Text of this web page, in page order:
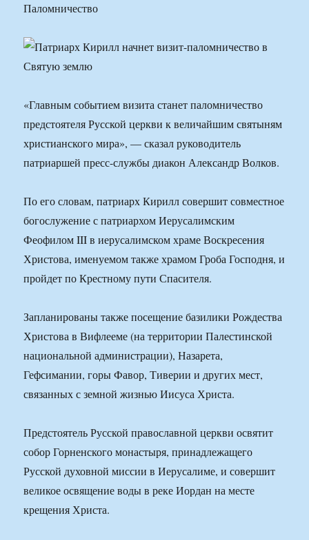
Паломничество
«Главным событием визита станет паломничество
предстоятеля Русской церкви к величайшим святыням
христианского мира», — сказал руководитель
патриаршей пресс-службы диакон Александр Волков.
По его словам, патриарх Кирилл совершит совместное
богослужение с патриархом Иерусалимским
Феофилом III в иерусалимском храме Воскресения
Христова, именуемом также храмом Гроба Господня, и
пройдет по Крестному пути Спасителя.
Запланированы также посещение базилики Рождества
Христова в Вифлееме (на территории Палестинской
национальной администрации), Назарета,
Гефсимании, горы Фавор, Тиверии и других мест,
связанных с земной жизнью Иисуса Христа.
Предстоятель Русской православной церкви освятит
собор Горненского монастыря, принадлежащего
Русской духовной миссии в Иерусалиме, и совершит
великое освящение воды в реке Иордан на месте
крещения Христа.